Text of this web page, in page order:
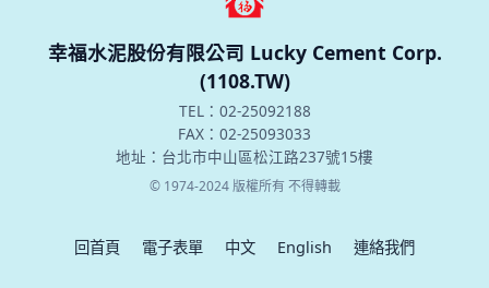
幸福水泥股份有限公司 Lucky Cement Corp.
(1108.TW)
TEL：02-25092188
FAX：02-25093033
地址：台北市中山區松江路237號15樓
© 1974-2024 版權所有 不得轉載
回首頁 電子表單 中文 English 連絡我們